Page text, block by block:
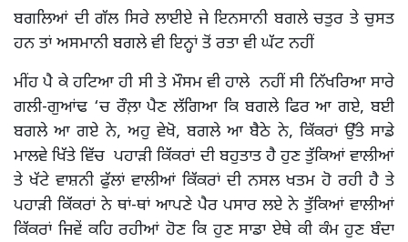
ਬਗਲਿਆਂ ਦੀ ਗੱਲ ਸਿਰੇ ਲਾਈਏ ਜੇ ਇਨਸਾਨੀ ਬਗਲੇ ਚਤੁਰ ਤੇ ਚੁਸਤ
ਹਨ ਤਾਂ ਅਸਮਾਨੀ ਬਗਲੇ ਵੀ ਇਨ੍ਹਾਂ ਤੋਂ ਰਤਾ ਵੀ ਘੱਟ ਨਹੀਂ
ਮੀਂਹ ਪੈ ਕੇ ਹਟਿਆ ਹੀ ਸੀ ਤੇ ਮੌਸਮ ਵੀ ਹਾਲੇ ਨਹੀਂ ਸੀ ਨਿੱਖਰਿਆ ਸਾਰੇ
ਗਲੀ-ਗੁਆਂਢ ‘ਚ ਰੌਲ਼ਾ ਪੈਣ ਲੱਗਿਆ ਕਿ ਬਗਲੇ ਫਿਰ ਆ ਗਏ, ਬਈ
ਬਗਲੇ ਆ ਗਏ ਨੇ, ਅਹੁ ਵੇਖੋ, ਬਗਲੇ ਆ ਬੈਠੇ ਨੇ, ਕਿੱਕਰਾਂ ਉੱਤੇ ਸਾਡੇ
ਮਾਲਵੇ ਖਿੱਤੇ ਵਿੱਚ ਪਹਾੜੀ ਕਿੱਕਰਾਂ ਦੀ ਬਹੁਤਾਤ ਹੈ ਹੁਣ ਤੁੱਕਿਆਂ ਵਾਲੀਆਂ
ਤੇ ਖੱਟੇ ਵਾਸ਼ਨੀ ਫੁੱਲਾਂ ਵਾਲੀਆਂ ਕਿੱਕਰਾਂ ਦੀ ਨਸਲ ਖਤਮ ਹੋ ਰਹੀ ਹੈ ਤੇ
ਪਹਾੜੀ ਕਿੱਕਰਾਂ ਨੇ ਥਾਂ-ਥਾਂ ਆਪਣੇ ਪੈਰ ਪਸਾਰ ਲਏ ਨੇ ਤੁੱਕਿਆਂ ਵਾਲੀਆਂ
ਕਿੱਕਰਾਂ ਜਿਵੇਂ ਕਹਿ ਰਹੀਆਂ ਹੋਣ ਕਿ ਹੁਣ ਸਾਡਾ ਏਥੇ ਕੀ ਕੰਮ ਹੁਣ ਬੰਦਾ